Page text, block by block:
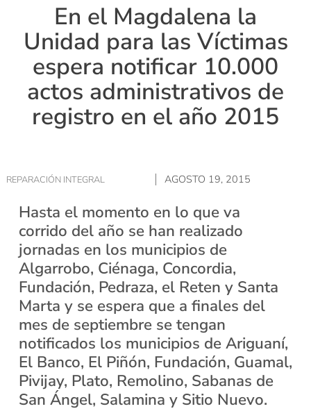
En el Magdalena la
Unidad para las Víctimas
espera notificar 10.000
actos administrativos de
registro en el año 2015
REPARACIÓN INTEGRAL AGOSTO 19, 2015
Hasta el momento en lo que va
corrido del año se han realizado
jornadas en los municipios de
Algarrobo, Ciénaga, Concordia,
Fundación, Pedraza, el Reten y Santa
Marta y se espera que a finales del
mes de septiembre se tengan
notificados los municipios de Ariguaní,
El Banco, El Piñón, Fundación, Guamal,
Pivijay, Plato, Remolino, Sabanas de
San Ángel, Salamina y Sitio Nuevo.